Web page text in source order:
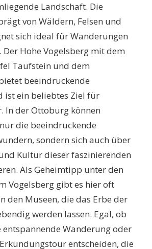
Landschaft. Die
von Wäldern, Felsen und
sich ideal für Wanderungen
Hohe Vogelsberg mit dem
Taufstein und dem
beeindruckende
ist ein beliebtes Ziel für
In der Ottoburg können
die beeindruckende
sondern sich auch über
Kultur dieser faszinierenden
Als Geheimtipp unter den
Vogelsberg gibt es hier oft
den Museen, die das Erbe der
werden lassen. Egal, ob
entspannende Wanderung oder
entscheiden, die